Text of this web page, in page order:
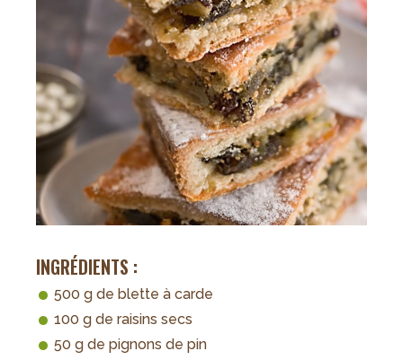
INGRÉDIENTS :
500 g de blette à carde
100 g de raisins secs
50 g de pignons de pin